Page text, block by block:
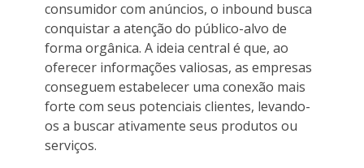
consumidor com anúncios, o inbound busca
conquistar a atenção do público-alvo de
forma orgânica. A ideia central é que, ao
oferecer informações valiosas, as empresas
conseguem estabelecer uma conexão mais
forte com seus potenciais clientes, levando-
os a buscar ativamente seus produtos ou
serviços.